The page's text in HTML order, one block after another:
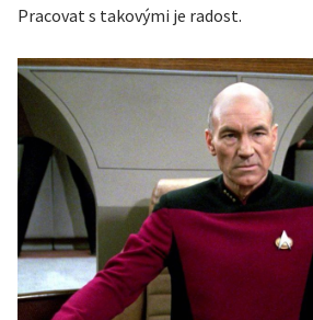
Pracovat s takovými je radost.